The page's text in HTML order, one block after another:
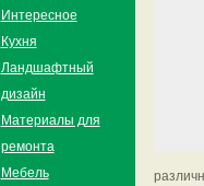
Интересное
Кухня
Ландшафтный
дизайн
Материалы для
ремонта
Мебель